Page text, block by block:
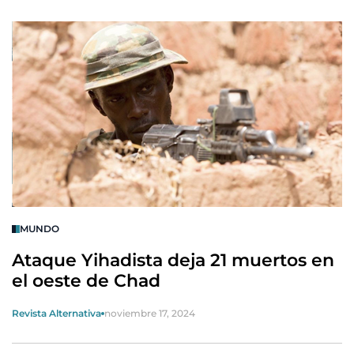
MUNDO
Ataque Yihadista deja 21 muertos en
el oeste de Chad
Revista Alternativa noviembre 17, 2024